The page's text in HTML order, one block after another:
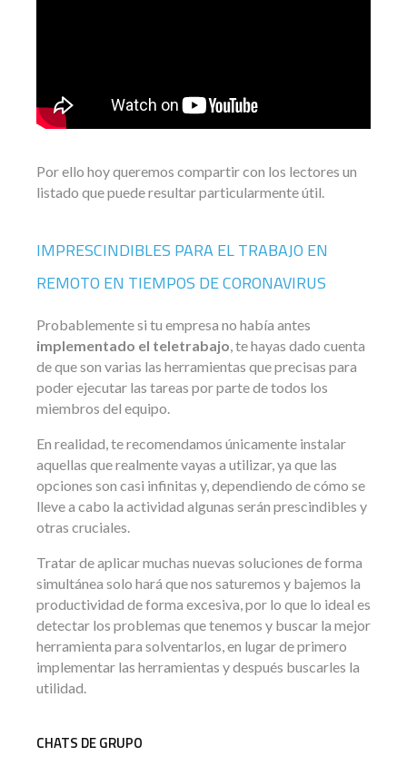
Por ello hoy queremos compartir con los lectores un
listado que puede resultar particularmente útil.
IMPRESCINDIBLES PARA EL TRABAJO EN
REMOTO EN TIEMPOS DE CORONAVIRUS
Probablemente si tu empresa no había antes
implementado el teletrabajo, te hayas dado cuenta
de que son varias las herramientas que precisas para
poder ejecutar las tareas por parte de todos los
miembros del equipo.
En realidad, te recomendamos únicamente instalar
aquellas que realmente vayas a utilizar, ya que las
opciones son casi infinitas y, dependiendo de cómo se
lleve a cabo la actividad algunas serán prescindibles y
otras cruciales.
Tratar de aplicar muchas nuevas soluciones de forma
simultánea solo hará que nos saturemos y bajemos la
productividad de forma excesiva, por lo que lo ideal es
detectar los problemas que tenemos y buscar la mejor
herramienta para solventarlos, en lugar de primero
implementar las herramientas y después buscarles la
utilidad.
CHATS DE GRUPO